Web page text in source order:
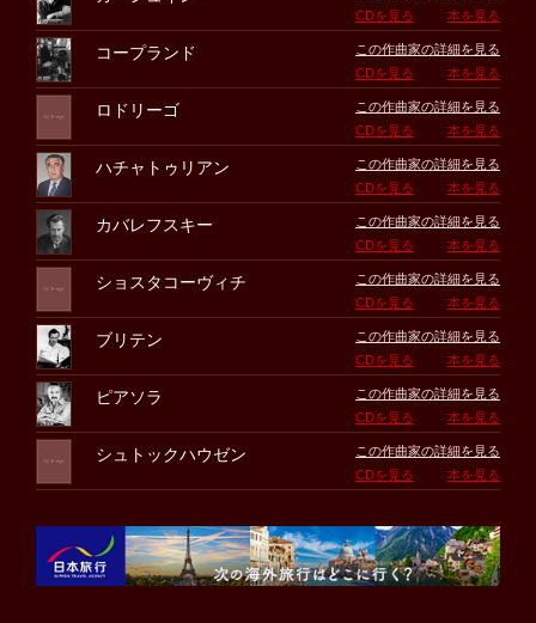
CDを見る
本を見る
コープランド
この作曲家の詳細を見る
CDを見る
本を見る
ロドリーゴ
この作曲家の詳細を見る
CDを見る
本を見る
ハチャトゥリアン
この作曲家の詳細を見る
CDを見る
本を見る
カバレフスキー
この作曲家の詳細を見る
CDを見る
本を見る
ショスタコーヴィチ
この作曲家の詳細を見る
CDを見る
本を見る
ブリテン
この作曲家の詳細を見る
CDを見る
本を見る
ピアソラ
この作曲家の詳細を見る
CDを見る
本を見る
シュトックハウゼン
この作曲家の詳細を見る
CDを見る
本を見る